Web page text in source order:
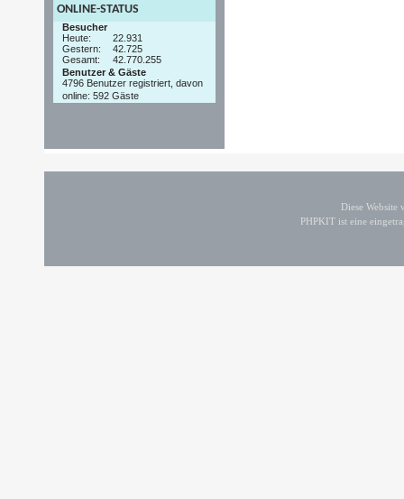
ONLINE-STATUS
Besucher
Heute:
22.931
Gestern:
42.725
Gesamt:
42.770.255
Benutzer & Gäste
4796 Benutzer registriert, davon
online: 592 Gäste
Diese
PHPKIT ist eine